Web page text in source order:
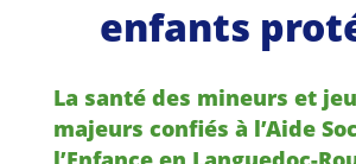
Formations
enfants
La santé des mineurs et
majeurs confiés à l’Aide